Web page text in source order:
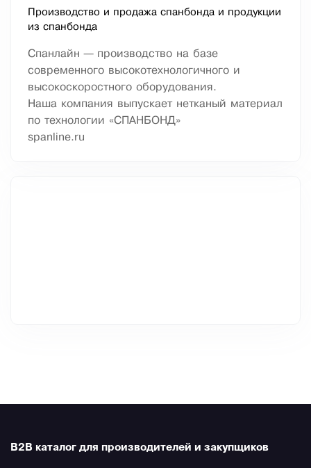
Производство и продажа спанбонда и продукции
из спанбонда
Спанлайн — производство на базе
современного высокотехнологичного и
высокоскоростного оборудования.
Наша компания выпускает нетканый материал
по технологии «СПАНБОНД»
spanline.ru
B2B каталог для производителей и закупщиков